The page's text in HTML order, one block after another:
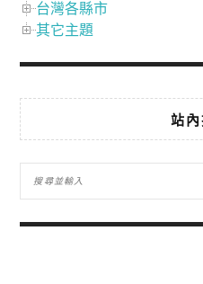
台灣各縣市
其它主題
站